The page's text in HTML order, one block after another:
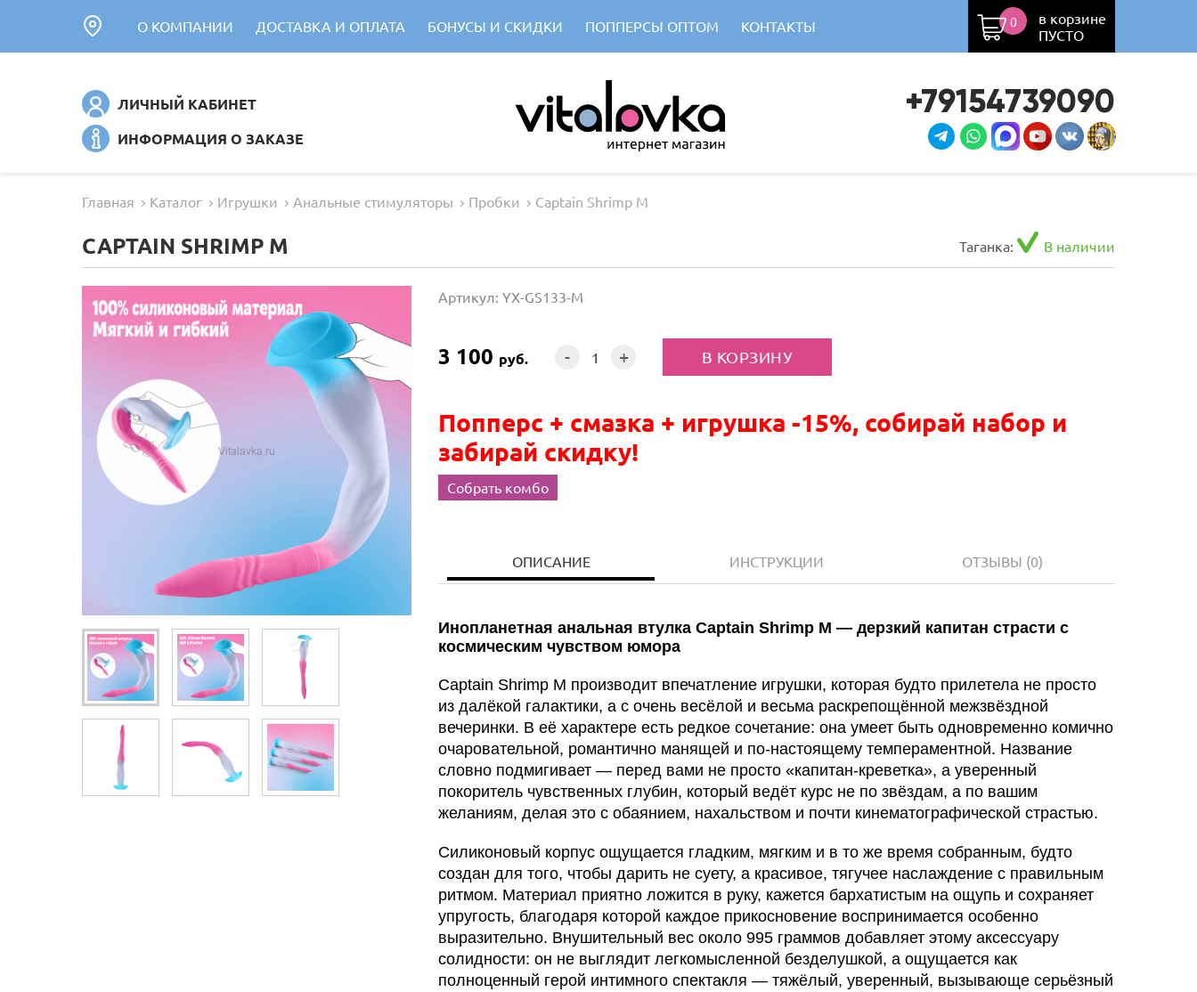
О КОМПАНИИ ДОСТАВКА И ОПЛАТА БОНУСЫ И СКИДКИ ПОППЕРСЫ ОПТОМ КОНТАКТЫ
в корзине
ПУСТО
0
ЛИЧНЫЙ КАБИНЕТ
ИНФОРМАЦИЯ О ЗАКАЗЕ
+79154739090
Главная Каталог Игрушки Анальные стимуляторы Пробки Captain Shrimp M
CAPTAIN SHRIMP M Таганка: В наличии
Артикул: YX-GS133-M
3 100 руб. - +
Попперс + смазка + игрушка -15%, собирай набор и
забирай скидку!
Собрать комбо
ОПИСАНИЕ ИНСТРУКЦИИ ОТЗЫВЫ (0)
Инопланетная анальная втулка Captain Shrimp M — дерзкий капитан страсти с
космическим чувством юмора
Captain Shrimp M производит впечатление игрушки, которая будто прилетела не просто
из далёкой галактики, а с очень весёлой и весьма раскрепощённой межзвёздной
вечеринки. В её характере есть редкое сочетание: она умеет быть одновременно комично
очаровательной, романтично манящей и по-настоящему темпераментной. Название
словно подмигивает — перед вами не просто «капитан-креветка», а уверенный
покоритель чувственных глубин, который ведёт курс не по звёздам, а по вашим
желаниям, делая это с обаянием, нахальством и почти кинематографической страстью.
Силиконовый корпус ощущается гладким, мягким и в то же время собранным, будто
создан для того, чтобы дарить не суету, а красивое, тягучее наслаждение с правильным
ритмом. Материал приятно ложится в руку, кажется бархатистым на ощупь и сохраняет
упругость, благодаря которой каждое прикосновение воспринимается особенно
выразительно. Внушительный вес около 995 граммов добавляет этому аксессуару
солидности: он не выглядит легкомысленной безделушкой, а ощущается как
полноценный герой интимного спектакля — тяжёлый, уверенный, вызывающе серьёзный